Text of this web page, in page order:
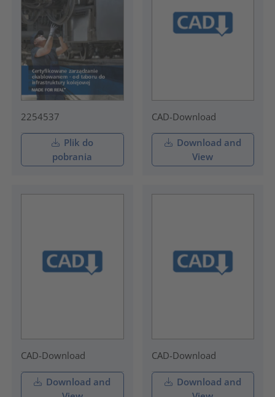
2254537
Plik do
pobrania
CAD-Download
Download and
View
CAD-Download
Download and
CAD-Download
Download and